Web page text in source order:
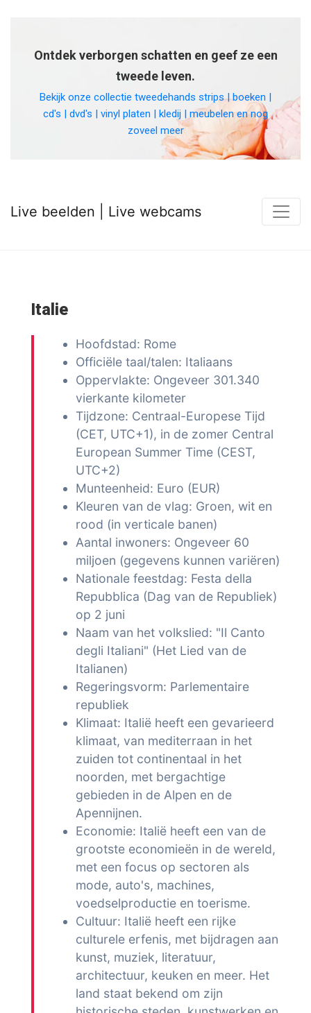
Ontdek verborgen schatten en geef ze een
tweede leven.
Bekijk onze collectie tweedehands strips | boeken |
cd's | dvd's | vinyl platen | kledij | meubelen en nog
zoveel meer
Live beelden | Live webcams
Italie
Hoofdstad: Rome
Officiële taal/talen: Italiaans
Oppervlakte: Ongeveer 301.340
vierkante kilometer
Tijdzone: Centraal-Europese Tijd
(CET, UTC+1), in de zomer Central
European Summer Time (CEST,
UTC+2)
Munteenheid: Euro (EUR)
Kleuren van de vlag: Groen, wit en
rood (in verticale banen)
Aantal inwoners: Ongeveer 60
miljoen (gegevens kunnen variëren)
Nationale feestdag: Festa della
Repubblica (Dag van de Republiek)
op 2 juni
Naam van het volkslied: "Il Canto
degli Italiani" (Het Lied van de
Italianen)
Regeringsvorm: Parlementaire
republiek
Klimaat: Italië heeft een gevarieerd
klimaat, van mediterraan in het
zuiden tot continentaal in het
noorden, met bergachtige
gebieden in de Alpen en de
Apennijnen.
Economie: Italië heeft een van de
grootste economieën in de wereld,
met een focus op sectoren als
mode, auto's, machines,
voedselproductie en toerisme.
Cultuur: Italië heeft een rijke
culturele erfenis, met bijdragen aan
kunst, muziek, literatuur,
architectuur, keuken en meer. Het
land staat bekend om zijn